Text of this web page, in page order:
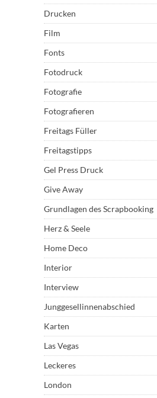
Drucken
Film
Fonts
Fotodruck
Fotografie
Fotografieren
Freitags Füller
Freitagstipps
Gel Press Druck
Give Away
Grundlagen des Scrapbooking
Herz & Seele
Home Deco
Interior
Interview
Junggesellinnenabschied
Karten
Las Vegas
Leckeres
London